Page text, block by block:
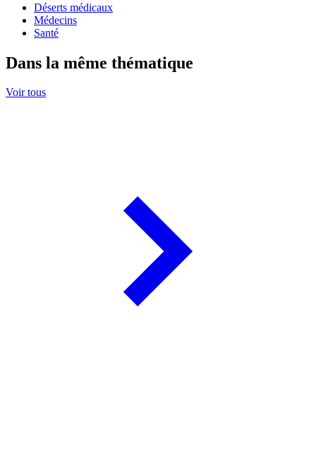
Déserts médicaux
Médecins
Santé
Dans la même thématique
Voir tous